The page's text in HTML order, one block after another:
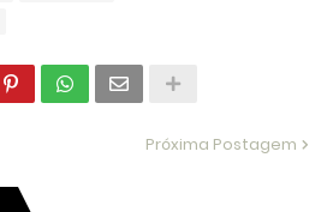
Próxima Postagem